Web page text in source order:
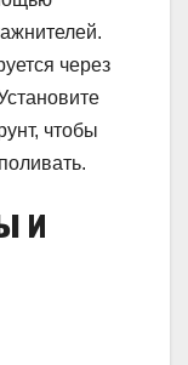
через
чтобы
и